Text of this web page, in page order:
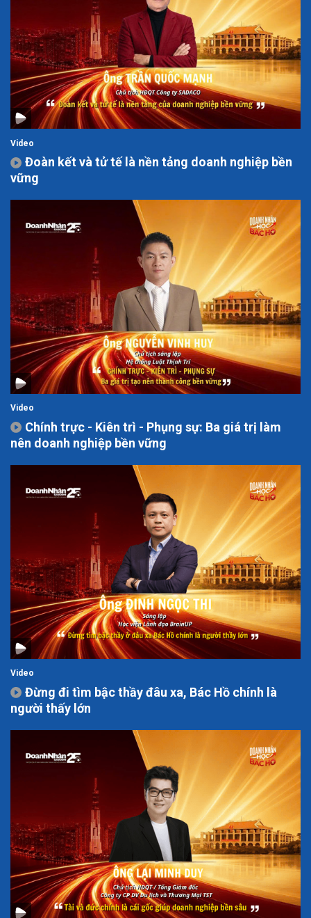
Video
Đoàn kết và tử tế là nền tảng doanh nghiệp bền
vững
Video
Chính trực - Kiên trì - Phụng sự: Ba giá trị làm
nên doanh nghiệp bền vững
Video
Đừng đi tìm bậc thầy đâu xa, Bác Hồ chính là
người thấy lớn